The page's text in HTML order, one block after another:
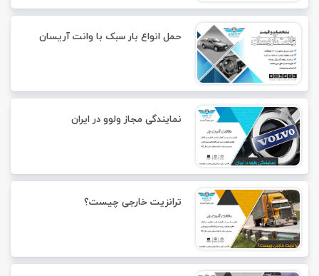
حمل انواع بار سبک با وانت آریسان
نمایندگی مجاز ولوو در ایران
ترانزیت خارجی چیست؟